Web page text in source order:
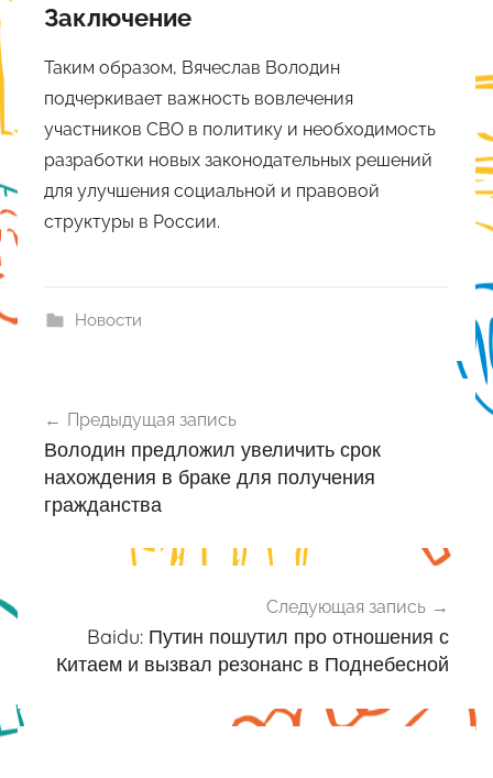
Заключение
Таким образом, Вячеслав Володин
подчеркивает важность вовлечения
участников СВО в политику и необходимость
разработки новых законодательных решений
для улучшения социальной и правовой
структуры в России.
Новости
по
записям
Предыдущая запись
Володин предложил увеличить срок
нахождения в браке для получения
гражданства
Следующая запись
Baidu: Путин пошутил про отношения с
Китаем и вызвал резонанс в Поднебесной